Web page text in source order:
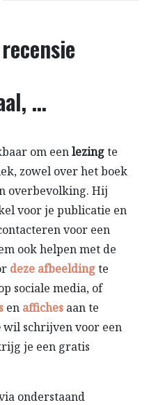
…
om eenlezingte
zowel over het boek
overbevolking. Hij
voor je publicatie en
voor een
ook helpen met de
deze afbeeldingte
sociale media, of
en affiches aan te
wil schrijven voor een
je een gratis
onderstaand